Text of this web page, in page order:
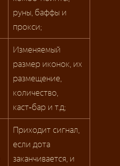
руны, баффы и
прокси;
Изменяемый
размер иконок, их
размещение,
количество,
каст‑бар и т.д;
Приходит сигнал,
если дота
заканчивается, и